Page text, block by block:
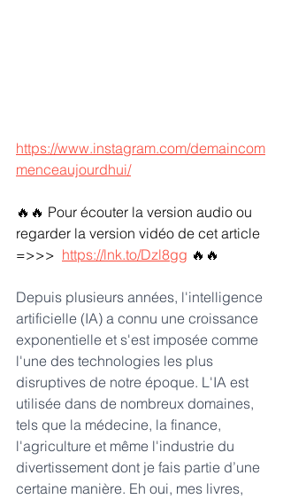
https://www.instagram.com/demaincom
menceaujourdhui/
🔥🔥 Pour écouter la version audio ou
regarder la version vidéo de cet article
=>>> https://lnk.to/Dzl8gg 🔥🔥
Depuis plusieurs années, l'intelligence
artificielle (IA) a connu une croissance
exponentielle et s'est imposée comme
l'une des technologies les plus
disruptives de notre époque. L'IA est
utilisée dans de nombreux domaines,
tels que la médecine, la finance,
l'agriculture et même l'industrie du
divertissement dont je fais partie d’une
certaine manière. Eh oui, mes livres,